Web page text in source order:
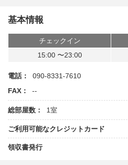
基本情報
チェックイン
15:00 〜23:00
電話：
090-8331-7610
FAX：
--
総部屋数： 1室
ご利用可能なクレジットカード
領収書発行